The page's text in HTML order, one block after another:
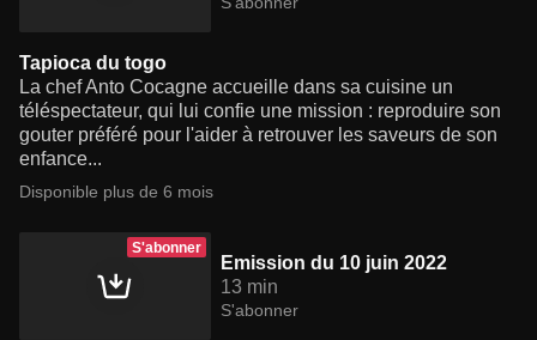
Tapioca du togo
La chef Anto Cocagne accueille dans sa cuisine un
téléspectateur, qui lui confie une mission : reproduire son
gouter préféré pour l'aider à retrouver les saveurs de son
enfance...
Disponible plus de 6 mois
S'abonner
Emission du 10 juin 2022
13 min
S'abonner